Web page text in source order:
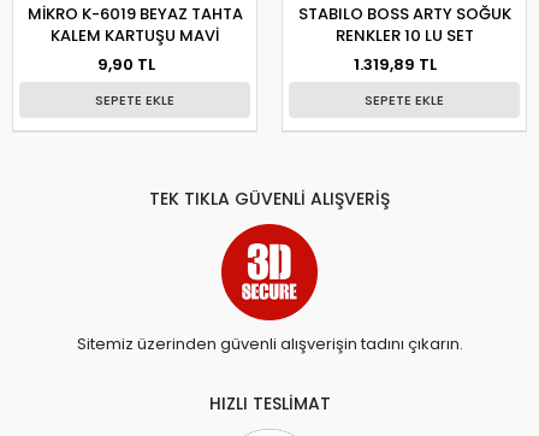
MİKRO K-6019 BEYAZ TAHTA
KALEM KARTUŞU MAVİ
9,90 TL
SEPETE EKLE
STABILO BOSS ARTY SOĞUK
RENKLER 10 LU SET
1.319,89 TL
SEPETE EKLE
TEK TIKLA GÜVENLİ ALIŞVERİŞ
Sitemiz üzerinden güvenli alışverişin tadını çıkarın.
HIZLI TESLİMAT